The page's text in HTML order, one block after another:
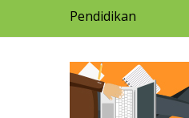
Pendidikan